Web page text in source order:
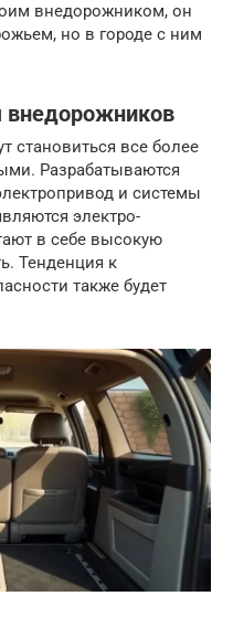
внедорожником, он
но в городе с ним
внедорожников
становиться все более
Разрабатываются
и системы
электро-
в себе высокую
Тенденция к
также будет